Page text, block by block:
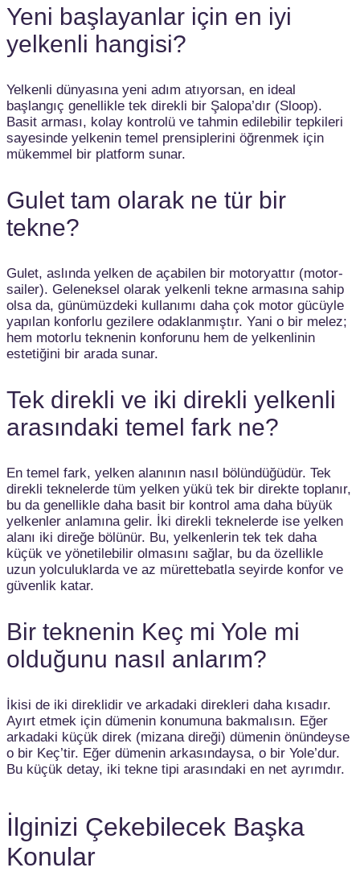
Yeni başlayanlar için en iyi
yelkenli hangisi?
Yelkenli dünyasına yeni adım atıyorsan, en ideal
başlangıç genellikle tek direkli bir Şalopa’dır (Sloop).
Basit arması, kolay kontrolü ve tahmin edilebilir tepkileri
sayesinde yelkenin temel prensiplerini öğrenmek için
mükemmel bir platform sunar.
Gulet tam olarak ne tür bir
tekne?
Gulet, aslında yelken de açabilen bir motoryattır (motor-
sailer). Geleneksel olarak yelkenli tekne armasına sahip
olsa da, günümüzdeki kullanımı daha çok motor gücüyle
yapılan konforlu gezilere odaklanmıştır. Yani o bir melez;
hem motorlu teknenin konforunu hem de yelkenlinin
estetiğini bir arada sunar.
Tek direkli ve iki direkli yelkenli
arasındaki temel fark ne?
En temel fark, yelken alanının nasıl bölündüğüdür. Tek
direkli teknelerde tüm yelken yükü tek bir direkte toplanır,
bu da genellikle daha basit bir kontrol ama daha büyük
yelkenler anlamına gelir. İki direkli teknelerde ise yelken
alanı iki direğe bölünür. Bu, yelkenlerin tek tek daha
küçük ve yönetilebilir olmasını sağlar, bu da özellikle
uzun yolculuklarda ve az mürettebatla seyirde konfor ve
güvenlik katar.
Bir teknenin Keç mi Yole mi
olduğunu nasıl anlarım?
İkisi de iki direklidir ve arkadaki direkleri daha kısadır.
Ayırt etmek için dümenin konumuna bakmalısın. Eğer
arkadaki küçük direk (mizana direği) dümenin önündeyse
o bir Keç’tir. Eğer dümenin arkasındaysa, o bir Yole’dur.
Bu küçük detay, iki tekne tipi arasındaki en net ayrımdır.
İlginizi Çekebilecek Başka
Konular